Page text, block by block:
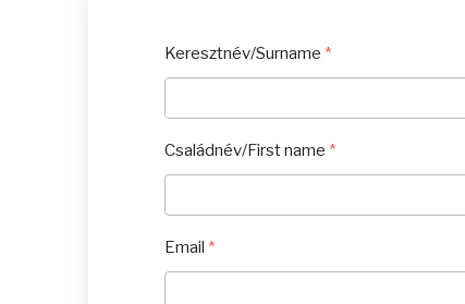
Keresztnév/Surname *
Családnév/First name *
Email *